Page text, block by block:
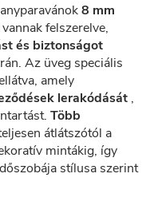
8 mm
vannak felszerelve,
és biztonságot
Az üveg speciális
amely
lerakódását ,
Több
átlátszótól a
mintákig, így
stílusa szerint